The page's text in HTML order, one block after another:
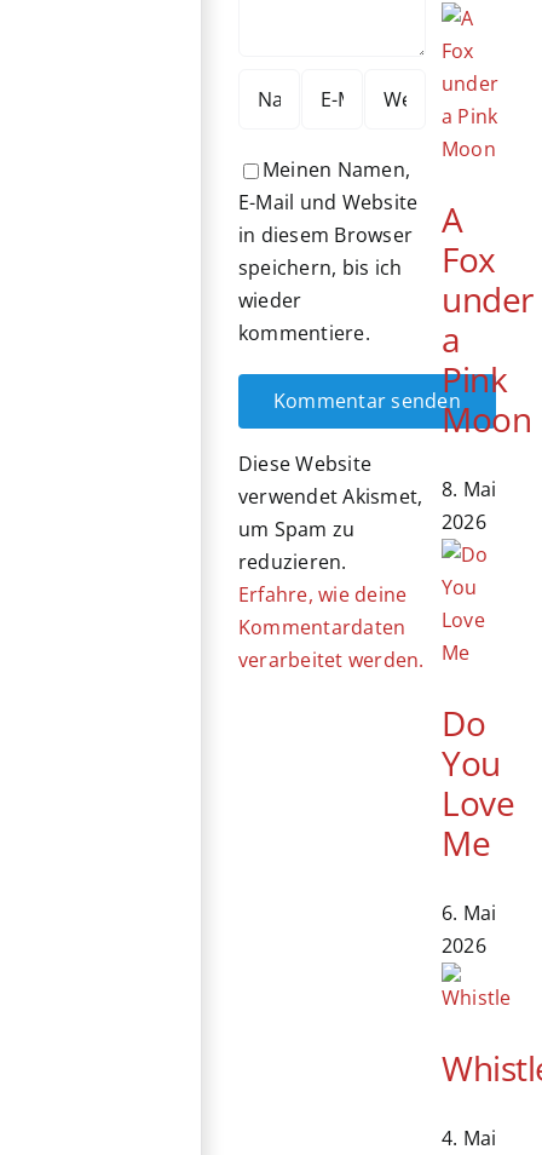
Meinen Namen,
E-Mail und Website
in diesem Browser
speichern, bis ich
wieder
kommentiere.
Diese Website
verwendet Akismet,
um Spam zu
reduzieren.
Erfahre, wie deine
Kommentardaten
verarbeitet werden.
A
Fox
under
a
Pink
Moon
8. Mai
2026
Do
You
Love
Me
6. Mai
2026
4. Mai